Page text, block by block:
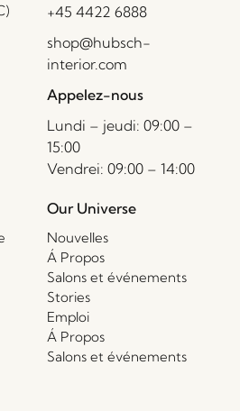
+45 4422 6888
shop@hubsch-
interior.com
Appelez-nous
Lundi – jeudi: 09:00 –
15:00
Vendrei: 09:00 – 14:00
Our Universe
Nouvelles
Á Propos
Salons et événements
Stories
Emploi
Á Propos
Salons et événements